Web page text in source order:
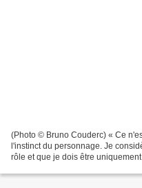
(Photo © Bruno Couderc) « Ce
l'instinct du personnage. Je
rôle et que je dois être